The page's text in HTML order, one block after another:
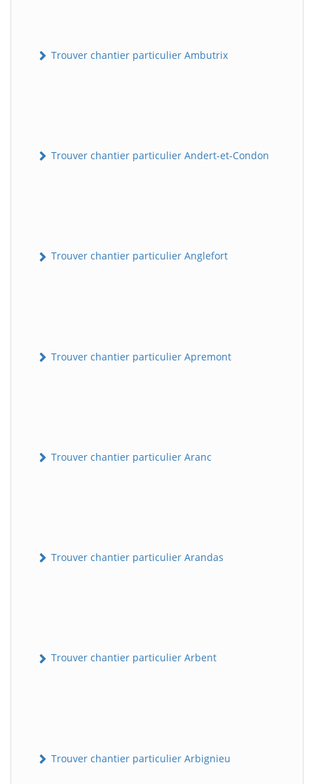
Trouver chantier particulier Ambutrix
Trouver chantier particulier Andert-et-Condon
Trouver chantier particulier Anglefort
Trouver chantier particulier Apremont
Trouver chantier particulier Aranc
Trouver chantier particulier Arandas
Trouver chantier particulier Arbent
Trouver chantier particulier Arbignieu